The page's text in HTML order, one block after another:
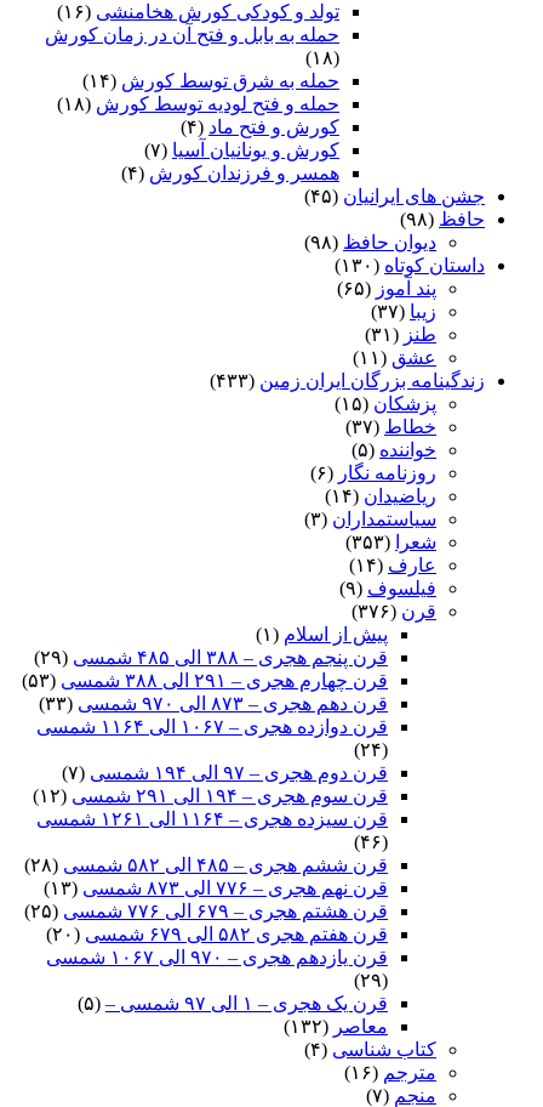
تولد و کودکی کورش هخامنشی (۱۶)
حمله به بابل و فتح آن در زمان کورش
(۱۸)
حمله به شرق توسط کورش (۱۴)
حمله و فتح لودیه توسط کورش (۱۸)
کورش و فتح ماد (۴)
کورش و یونانیان آسیا (۷)
همسر و فرزندان کورش (۴)
جشن های ایرانیان (۴۵)
حافظ (۹۸)
دیوان حافظ (۹۸)
داستان کوتاه (۱۳۰)
پند آموز (۶۵)
زیبا (۳۷)
طنز (۳۱)
عشق (۱۱)
زندگینامه بزرگان ایران زمین (۴۳۳)
پزشکان (۱۵)
خطاط (۳۷)
خواننده (۵)
روزنامه نگار (۶)
ریاضیدان (۱۴)
سیاستمداران (۳)
شعرا
(۳۵۳)
عارف (۱۴)
فیلسوف (۹)
قرن (۳۷۶)
پیش از اسلام (۱)
قرن پنجم هجری – ۳۸۸ الی ۴۸۵ شمسی
(۲۹)
قرن چهارم هجری – ۲۹۱ الی ۳۸۸ شمسی
(۵۳)
قرن دهم هجری – ۸۷۳ الی ۹۷۰ شمسی
(۳۳)
قرن دوازده هجری – ۱۰۶۷ الی ۱۱۶۴ شمسی
(۲۴)
قرن دوم هجری – ۹۷ الی ۱۹۴ شمسی
(۷)
قرن سوم هجری – ۱۹۴ الی ۲۹۱ شمسی
(۱۲)
قرن سیزده هجری – ۱۱۶۴ الی ۱۲۶۱ شمسی
(۴۶)
قرن ششم هجری – ۴۸۵ الی ۵۸۲ شمسی
(۲۸)
قرن نهم هجری – ۷۷۶ الی ۸۷۳ شمسی
(۱۳)
قرن هشتم هجری – ۶۷۹ الی ۷۷۶ شمسی
(۲۵)
قرن هفتم هجری ۵۸۲ الی ۶۷۹ شمسی
(۲۰)
قرن یازدهم هجری – ۹۷۰ الی ۱۰۶۷ شمسی
(۲۹)
قرن یک هجری – ۱ الی ۹۷ شمسی –
(۵)
معاصر (۱۳۲)
کتاب شناسی (۴)
مترجم (۱۶)
منجم (۷)